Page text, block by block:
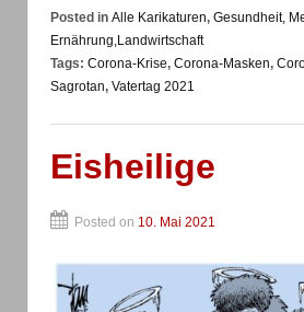
Posted in Alle Karikaturen, Gesundheit,
Ernährung,Landwirtschaft
Tags: Corona-Krise, Corona-Masken,
Sagrotan, Vatertag 2021
Eisheilige
Posted on 10. Mai 2021